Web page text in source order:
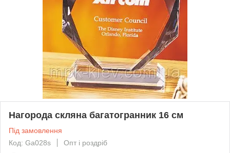
Нагорода скляна багатогранник 16 см
Під замовлення
Код: Ga028s
Опт і роздріб